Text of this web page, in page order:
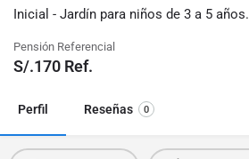
Inicial - Jardín para niños de 3 a 5 años.
Pensión Referencial
S/.170 Ref.
Perfil Reseñas 0